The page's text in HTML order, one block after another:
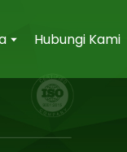
Hubungi Kami